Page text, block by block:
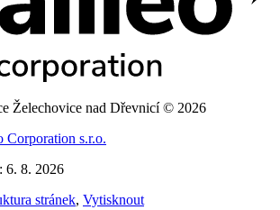
Želechovice nad Dřevnicí © 2026
Corporation s.r.o.
6. 8. 2026
stránek, Vytisknout